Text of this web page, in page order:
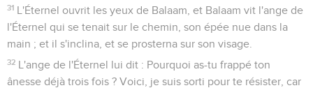
31 L'Éternel ouvrit les yeux de Balaam, et Balaam vit l'ange de
l'Éternel qui se tenait sur le chemin, son épée nue dans la
main ; et il s'inclina, et se prosterna sur son visage.
32 L'ange de l'Éternel lui dit : Pourquoi as-tu frappé ton
ânesse déjà trois fois ? Voici, je suis sorti pour te résister, car